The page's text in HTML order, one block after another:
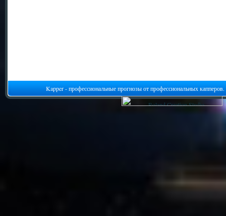
Kapper - профессиональные прогнозы от профессиональных